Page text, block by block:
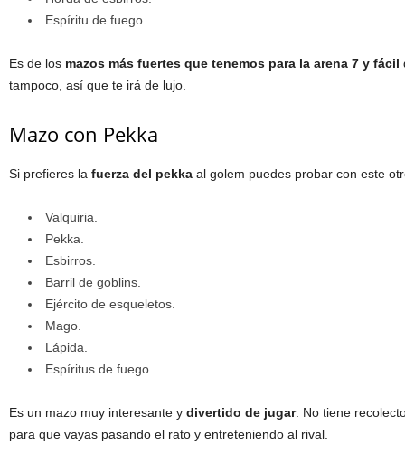
Espíritu de fuego.
Es de los mazos más fuertes que tenemos para la arena 7 y fácil
tampoco, así que te irá de lujo.
Mazo con Pekka
Si prefieres la fuerza del pekka al golem puedes probar con este
Valquiria.
Pekka.
Esbirros.
Barril de goblins.
Ejército de esqueletos.
Mago.
Lápida.
Espíritus de fuego.
Es un mazo muy interesante y divertido de jugar. No tiene
para que vayas pasando el rato y entreteniendo al rival.